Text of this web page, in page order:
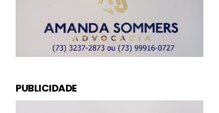
PUBLICIDADE